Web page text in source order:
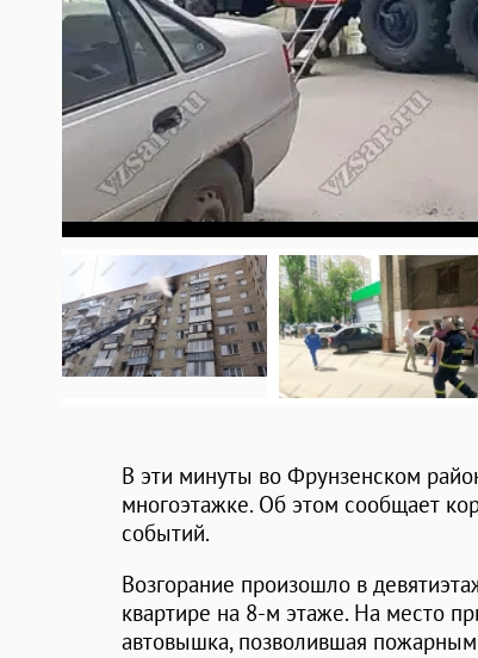
В эти минуты во Фрунзенском
многоэтажке. Об этом сообщает
событий.
Возгорание произошло в
квартире на 8-м этаже. На место
автовышка, позволившая